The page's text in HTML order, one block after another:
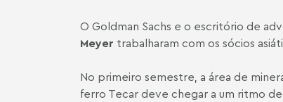
O Goldman Sachs e o escritório de
Meyer trabalharam com os sócios
No primeiro semestre, a área de
ferro Tecar deve chegar a um ritmo